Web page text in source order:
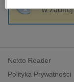
hobby,
komputery,
polityka,
w
Nexto Reader
Polityka Prywatności